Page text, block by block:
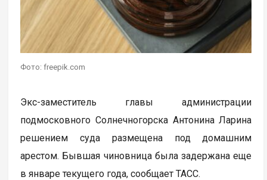
Фото: freepik.com
Экс-заместитель главы администрации
подмосковного Солнечногорска Антонина Ларина
решением суда размещена под домашним
арестом. Бывшая чиновница была задержана еще
в январе текущего года, сообщает ТАСС.